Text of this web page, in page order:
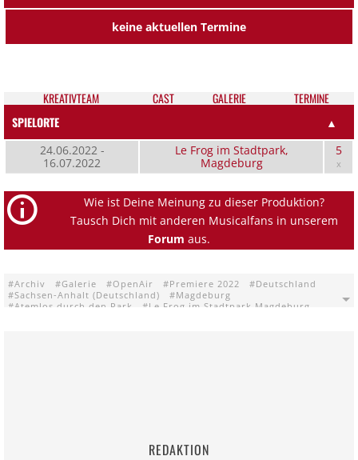
keine aktuellen Termine
KREATIV­TEAM CAST GALE­RIE
TER­MI­NE
SPIELORTE
▲
24.06.2022 -
16.07.2022
Le Frog im Stadtpark,
Magdeburg
5
x
Wie ist Deine Meinung zu dieser Produktion?
Tausch Dich mit anderen Musicalfans in unserem
Forum aus.
Archiv Galerie OpenAir Premiere 2022
Deutschland
Sachsen-Anhalt (Deutschland)
Magdeburg
Atemlos durch den Park
Le Frog im Stadtpark Magdeburg
REDAKTION